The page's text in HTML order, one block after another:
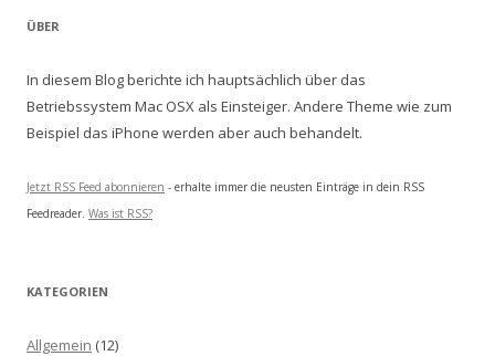
ÜBER
In diesem Blog berichte ich hauptsächlich über das
Betriebssystem Mac OSX als Einsteiger. Andere Theme wie zum
Beispiel das iPhone werden aber auch behandelt.
Jetzt RSS Feed abonnieren - erhalte immer die neusten Einträge in dein RSS
Feedreader. Was ist RSS?
KATEGORIEN
Allgemein (12)